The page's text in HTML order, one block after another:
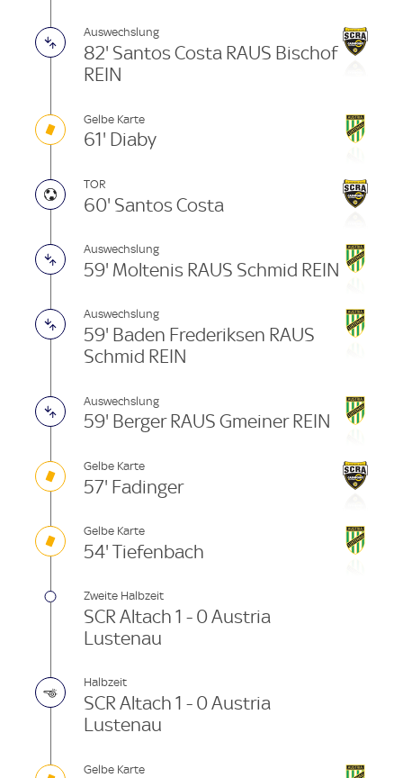
Auswechslung
82' Santos Costa RAUS Bischof
REIN
Gelbe Karte
61' Diaby
TOR
60' Santos Costa
Auswechslung
59' Moltenis RAUS Schmid REIN
Auswechslung
59' Baden Frederiksen RAUS
Schmid REIN
Auswechslung
59' Berger RAUS Gmeiner REIN
Gelbe Karte
57' Fadinger
Gelbe Karte
54' Tiefenbach
Zweite Halbzeit
SCR Altach 1 - 0 Austria
Lustenau
Halbzeit
SCR Altach 1 - 0 Austria
Lustenau
Gelbe Karte